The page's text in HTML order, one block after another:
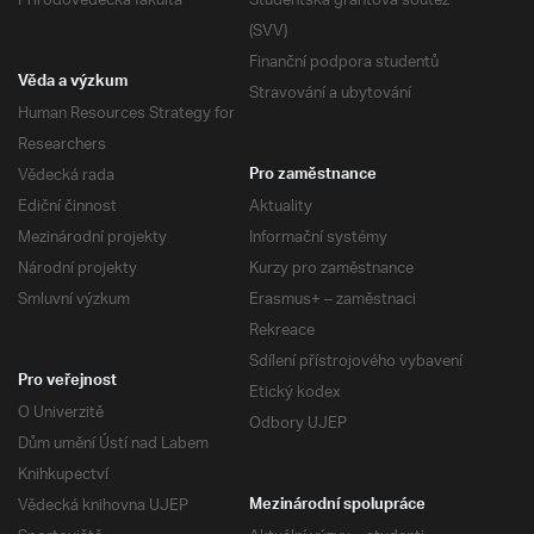
(SVV)
Finanční podpora studentů
Stravování a ubytování
Věda a výzkum
Human Resources Strategy for
Researchers
Vědecká rada
Ediční činnost
Mezinárodní projekty
Národní projekty
Smluvní výzkum
Pro zaměstnance
Aktuality
Informační systémy
Kurzy pro zaměstnance
Erasmus+ – zaměstnaci
Rekreace
Sdílení přístrojového vybavení
Etický kodex
Odbory UJEP
Pro veřejnost
O Univerzitě
Dům umění Ústí nad Labem
Knihkupectví
Vědecká knihovna UJEP
Mezinárodní spolupráce